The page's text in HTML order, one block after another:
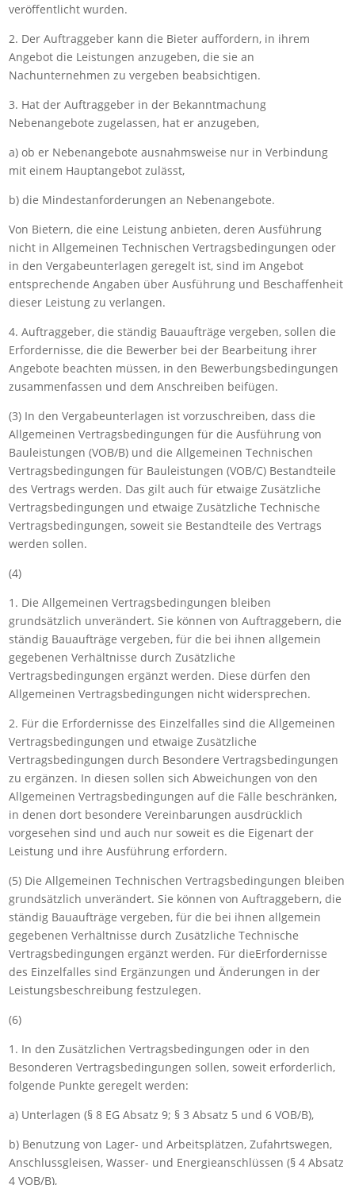
veröffentlicht wurden.
2. Der Auftraggeber kann die Bieter auffordern, in ihrem
Angebot die Leistungen anzugeben, die sie an
Nachunternehmen zu vergeben beabsichtigen.
3. Hat der Auftraggeber in der Bekanntmachung
Nebenangebote zugelassen, hat er anzugeben,
a) ob er Nebenangebote ausnahmsweise nur in Verbindung
mit einem Hauptangebot zulässt,
b) die Mindestanforderungen an Nebenangebote.
Von Bietern, die eine Leistung anbieten, deren Ausführung
nicht in Allgemeinen Technischen Vertragsbedingungen oder
in den Vergabeunterlagen geregelt ist, sind im Angebot
entsprechende Angaben über Ausführung und Beschaffenheit
dieser Leistung zu verlangen.
4. Auftraggeber, die ständig Bauaufträge vergeben, sollen die
Erfordernisse, die die Bewerber bei der Bearbeitung ihrer
Angebote beachten müssen, in den Bewerbungsbedingungen
zusammenfassen und dem Anschreiben beifügen.
(3) In den Vergabeunterlagen ist vorzuschreiben, dass die
Allgemeinen Vertragsbedingungen für die Ausführung von
Bauleistungen (VOB/B) und die Allgemeinen Technischen
Vertragsbedingungen für Bauleistungen (VOB/C) Bestandteile
des Vertrags werden. Das gilt auch für etwaige Zusätzliche
Vertragsbedingungen und etwaige Zusätzliche Technische
Vertragsbedingungen, soweit sie Bestandteile des Vertrags
werden sollen.
(4)
1. Die Allgemeinen Vertragsbedingungen bleiben
grundsätzlich unverändert. Sie können von Auftraggebern, die
ständig Bauaufträge vergeben, für die bei ihnen allgemein
gegebenen Verhältnisse durch Zusätzliche
Vertragsbedingungen ergänzt werden. Diese dürfen den
Allgemeinen Vertragsbedingungen nicht widersprechen.
2. Für die Erfordernisse des Einzelfalles sind die Allgemeinen
Vertragsbedingungen und etwaige Zusätzliche
Vertragsbedingungen durch Besondere Vertragsbedingungen
zu ergänzen. In diesen sollen sich Abweichungen von den
Allgemeinen Vertragsbedingungen auf die Fälle beschränken,
in denen dort besondere Vereinbarungen ausdrücklich
vorgesehen sind und auch nur soweit es die Eigenart der
Leistung und ihre Ausführung erfordern.
(5) Die Allgemeinen Technischen Vertragsbedingungen bleiben
grundsätzlich unverändert. Sie können von Auftraggebern, die
ständig Bauaufträge vergeben, für die bei ihnen allgemein
gegebenen Verhältnisse durch Zusätzliche Technische
Vertragsbedingungen ergänzt werden. Für dieErfordernisse
des Einzelfalles sind Ergänzungen und Änderungen in der
Leistungsbeschreibung festzulegen.
(6)
1. In den Zusätzlichen Vertragsbedingungen oder in den
Besonderen Vertragsbedingungen sollen, soweit erforderlich,
folgende Punkte geregelt werden:
a) Unterlagen (§8 EG Absatz9; §3 Absatz 5 und6 VOB/B),
b) Benutzung von Lager- und Arbeitsplätzen, Zufahrtswegen,
Anschlussgleisen, Wasser- und Energieanschlüssen (§4 Absatz
4 VOB/B),